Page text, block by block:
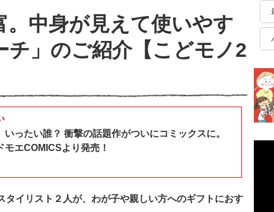
。中身が見えて使いやす
チ」のご紹介【こどモノ2
いったい誰？ 衝撃の話題作がついにコミックスに。
モエCOMICSより発売！
タイリスト２人が、わが子や親しい方へのギフトにおす